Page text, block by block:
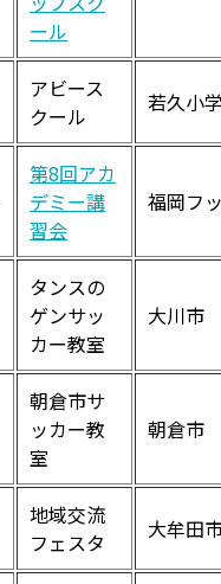
ール
アビース
クール
若久小
第8回アカ
デミー講
習会
福岡フ
タンスの
ゲンサッ
カー教室
大川市
朝倉市サ
ッカー教
室
朝倉市
地域交流
フェスタ
大牟田